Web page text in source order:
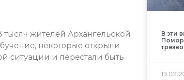
жителей Архангельской
некоторые открыли
ситуации и перестали быть
В эти